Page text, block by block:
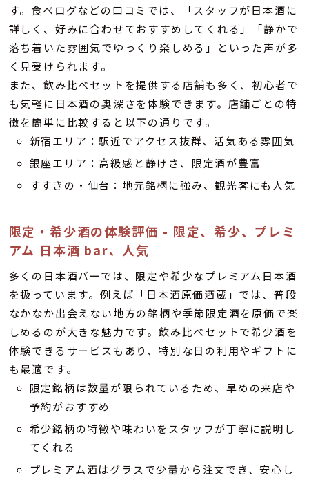
す。食べログなどの口コミでは、「スタッフが日本酒に
詳しく、好みに合わせておすすめしてくれる」「静かで
落ち着いた雰囲気でゆっくり楽しめる」といった声が多
く見受けられます。
また、飲み比べセットを提供する店舗も多く、初心者で
も気軽に日本酒の奥深さを体験できます。店舗ごとの特
徴を簡単に比較すると以下の通りです。
新宿エリア：駅近でアクセス抜群、活気ある雰囲気
銀座エリア：高級感と静けさ、限定酒が豊富
すすきの・仙台：地元銘柄に強み、観光客にも人気
限定・希少酒の体験評価 - 限定、希少、プレミ
アム 日本酒 bar、人気
多くの日本酒バーでは、限定や希少なプレミアム日本酒
を扱っています。例えば「日本酒原価酒蔵」では、普段
なかなか出会えない地方の銘柄や季節限定酒を原価で楽
しめるのが大きな魅力です。飲み比べセットで希少酒を
体験できるサービスもあり、特別な日の利用やギフトに
も最適です。
限定銘柄は数量が限られているため、早めの来店や
予約がおすすめ
希少銘柄の特徴や味わいをスタッフが丁寧に説明し
てくれる
プレミアム酒はグラスで少量から注文でき、安心し